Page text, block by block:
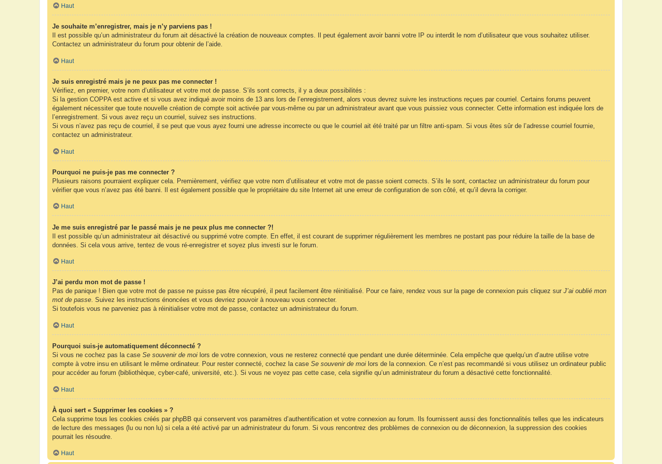
Haut
Je souhaite m’enregistrer, mais je n’y parviens pas !
Il est possible qu’un administrateur du forum ait désactivé la création de nouveaux comptes. Il peut également avoir banni votre IP ou interdit le nom d’utilisateur que vous souhaitez utiliser.
Contactez un administrateur du forum pour obtenir de l’aide.
Haut
Je suis enregistré mais je ne peux pas me connecter !
Vérifiez, en premier, votre nom d’utilisateur et votre mot de passe. S’ils sont corrects, il y a deux possibilités :
Si la gestion COPPA est active et si vous avez indiqué avoir moins de 13 ans lors de l’enregistrement, alors vous devrez suivre les instructions reçues par courriel. Certains forums peuvent
également nécessiter que toute nouvelle création de compte soit activée par vous-même ou par un administrateur avant que vous puissiez vous connecter. Cette information est indiquée lors de
l’enregistrement. Si vous avez reçu un courriel, suivez ses instructions.
Si vous n’avez pas reçu de courriel, il se peut que vous ayez fourni une adresse incorrecte ou que le courriel ait été traité par un filtre anti-spam. Si vous êtes sûr de l’adresse courriel fournie,
contactez un administrateur.
Haut
Pourquoi ne puis-je pas me connecter ?
Plusieurs raisons pourraient expliquer cela. Premièrement, vérifiez que votre nom d’utilisateur et votre mot de passe soient corrects. S’ils le sont, contactez un administrateur du forum pour
vérifier que vous n’avez pas été banni. Il est également possible que le propriétaire du site Internet ait une erreur de configuration de son côté, et qu’il devra la corriger.
Haut
Je me suis enregistré par le passé mais je ne peux plus me connecter ?!
Il est possible qu’un administrateur ait désactivé ou supprimé votre compte. En effet, il est courant de supprimer régulièrement les membres ne postant pas pour réduire la taille de la base de
données. Si cela vous arrive, tentez de vous ré-enregistrer et soyez plus investi sur le forum.
Haut
J’ai perdu mon mot de passe !
Pas de panique ! Bien que votre mot de passe ne puisse pas être récupéré, il peut facilement être réinitialisé. Pour ce faire, rendez vous sur la page de connexion puis cliquez sur J’ai oublié mon
mot de passe. Suivez les instructions énoncées et vous devriez pouvoir à nouveau vous connecter.
Si toutefois vous ne parveniez pas à réinitialiser votre mot de passe, contactez un administrateur du forum.
Haut
Pourquoi suis-je automatiquement déconnecté ?
Si vous ne cochez pas la case Se souvenir de moi lors de votre connexion, vous ne resterez connecté que pendant une durée déterminée. Cela empêche que quelqu’un d’autre utilise votre
compte à votre insu en utilisant le même ordinateur. Pour rester connecté, cochez la case Se souvenir de moi lors de la connexion. Ce n’est pas recommandé si vous utilisez un ordinateur public
pour accéder au forum (bibliothèque, cyber-café, université, etc.). Si vous ne voyez pas cette case, cela signifie qu’un administrateur du forum a désactivé cette fonctionnalité.
Haut
À quoi sert « Supprimer les cookies » ?
Cela supprime tous les cookies créés par phpBB qui conservent vos paramètres d’authentification et votre connexion au forum. Ils fournissent aussi des fonctionnalités telles que les indicateurs
de lecture des messages (lu ou non lu) si cela a été activé par un administrateur du forum. Si vous rencontrez des problèmes de connexion ou de déconnexion, la suppression des cookies
pourrait les résoudre.
Haut